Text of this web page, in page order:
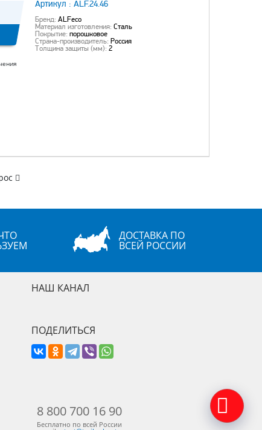
Артикул : ALF.24.46
Бренд: ALFeco
Материал изготовления: Сталь
Покрытие: порошковое
Страна-производитель: Россия
Толщина защиты (мм): 2
ДОСТАВКА ПО
ВСЕЙ РОССИИ
НАШ КАНАЛ
ПОДЕЛИТЬСЯ
8 800 700 16 90
Бесплатно по всей России